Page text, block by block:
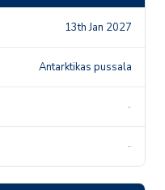
13th Jan 2027
Antarktikas pussala
-
-